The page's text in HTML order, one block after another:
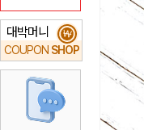
대박머니
COUPON SHOP
₩